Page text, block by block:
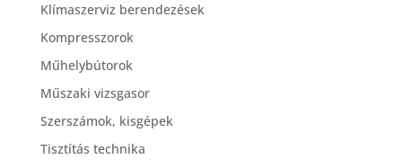
Klímaszerviz berendezések
Kompresszorok
Műhelybútorok
Műszaki vizsgasor
Szerszámok, kisgépek
Tisztítás technika